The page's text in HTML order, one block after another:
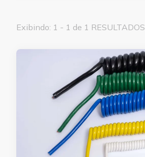
Exibindo: 1 - 1 de 1 RESULTADOS